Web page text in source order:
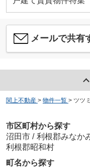
メールで共有
関上不動産 > 物件一覧 > ツツ
市区町村から探す
沼田市 / 利根郡みなか
利根郡昭和村
町名から探す